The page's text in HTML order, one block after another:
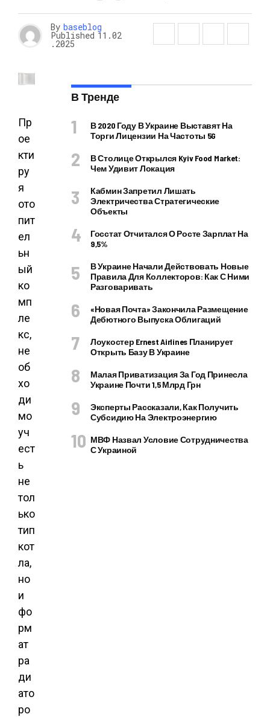
By baseblog
Published 11.02
.2025
Пр
ое
кти
ру
я
ото
пит
ел
ьн
ый
ко
мп
ле
кс,
не
об
хо
ди
мо
уч
ест
ь
не
тол
ько
тип
кот
ла,
но
и
фо
рм
ат
ра
ди
ато
ро
В Тренде
В 2020 Году В Украине Выставят На
Торги Лицензии На Частоты 5G
В Столице Открылся Kyiv Food Market:
Чем Удивит Локация
Кабмин Запретил Лишать
Электричества Стратегические
Объекты
Госстат Отчитался О Росте Зарплат На
9,5%
В Украине Начали Действовать Новые
Правила Для Коллекторов: Как С Ними
Разговаривать
«Новая Почта» Закончила Размещение
Дебютного Выпуска Облигаций
Лоукостер Ernest Airlines Планирует
Открыть Базу В Украине
Малая Приватизация За Год Принесла
Украине Почти 1,5 Млрд Грн
Эксперты Рассказали, Как Получить
Субсидию На Электроэнергию
МВФ Назвал Условие Сотрудничества
С Украиной